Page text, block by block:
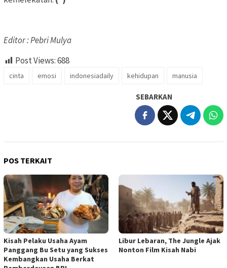
Editor : Pebri Mulya
Post Views:688
cinta emosi indonesiadaily kehidupan manusia
SEBARKAN
POS TERKAIT
Kisah Pelaku Usaha Ayam
Panggang Bu Setu yang Sukses
Kembangkan Usaha Berkat
Libur Lebaran, The Jungle Ajak
Nonton Film Kisah Nabi